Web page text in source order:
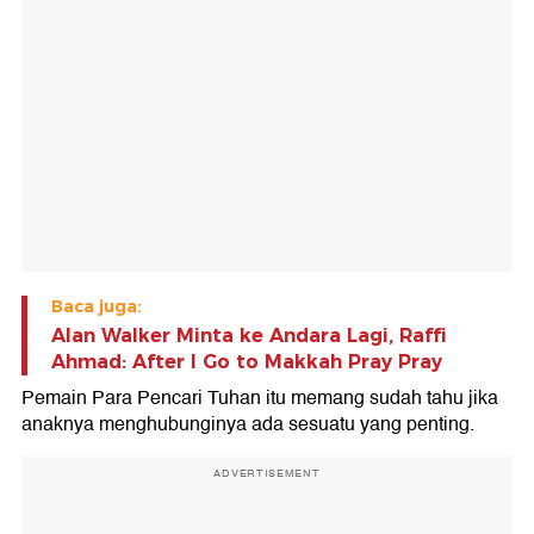
Baca juga:
Alan Walker Minta ke Andara Lagi, Raffi
Ahmad: After I Go to Makkah Pray Pray
Pemain Para Pencari Tuhan itu memang sudah tahu jika
anaknya menghubunginya ada sesuatu yang penting.
ADVERTISEMENT